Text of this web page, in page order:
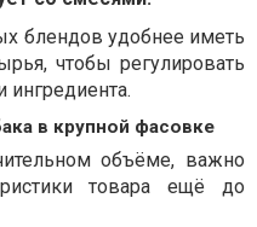
блендов удобнее иметь
чтобы регулировать
ингредиента.
в крупной фасовке
объёме, важно
товара ещё до